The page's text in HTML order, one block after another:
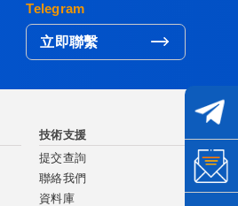
Telegram
立即聯繫
技術支援
提交查詢
聯絡我們
資料庫